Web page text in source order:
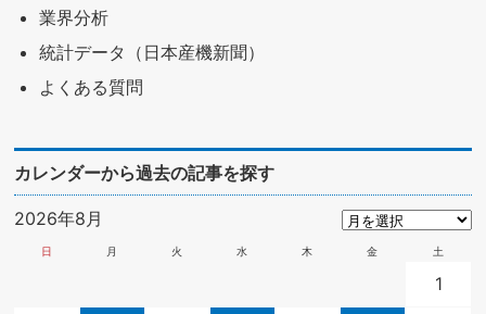
業界分析
統計データ（日本産機新聞）
よくある質問
カレンダーから過去の記事を探す
2026年8月
日 月 火 水 木 金 土
1